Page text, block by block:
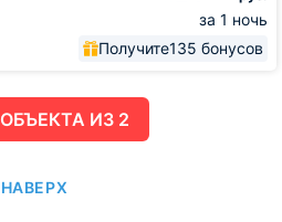
за 1 ночь
Получите135 бонусов
ЕЩË 2 ОБЪЕКТА ИЗ 2
НАВЕРХ